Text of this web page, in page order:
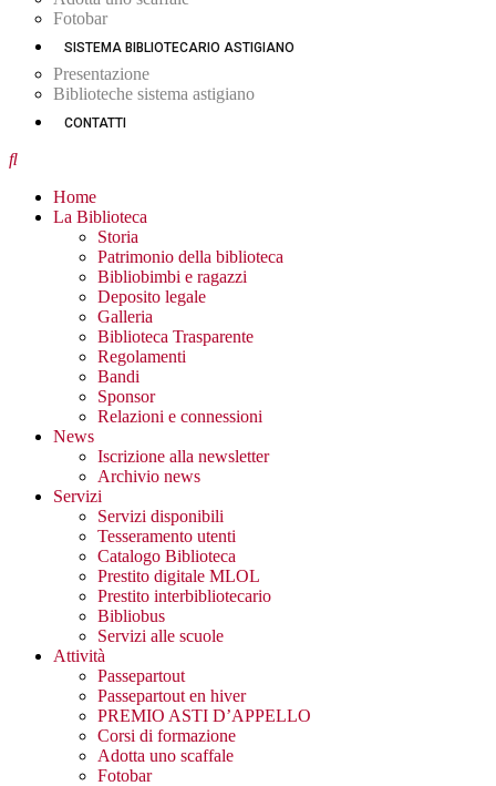
Fotobar
SISTEMA BIBLIOTECARIO ASTIGIANO
Presentazione
Biblioteche sistema astigiano
CONTATTI
Home
La Biblioteca
Storia
Patrimonio della biblioteca
Bibliobimbi e ragazzi
Deposito legale
Galleria
Biblioteca Trasparente
Regolamenti
Bandi
Sponsor
Relazioni e connessioni
News
Iscrizione alla newsletter
Archivio news
Servizi
Servizi disponibili
Tesseramento utenti
Catalogo Biblioteca
Prestito digitale MLOL
Prestito interbibliotecario
Bibliobus
Servizi alle scuole
Attività
Passepartout
Passepartout en hiver
PREMIO ASTI D’APPELLO
Corsi di formazione
Adotta uno scaffale
Fotobar